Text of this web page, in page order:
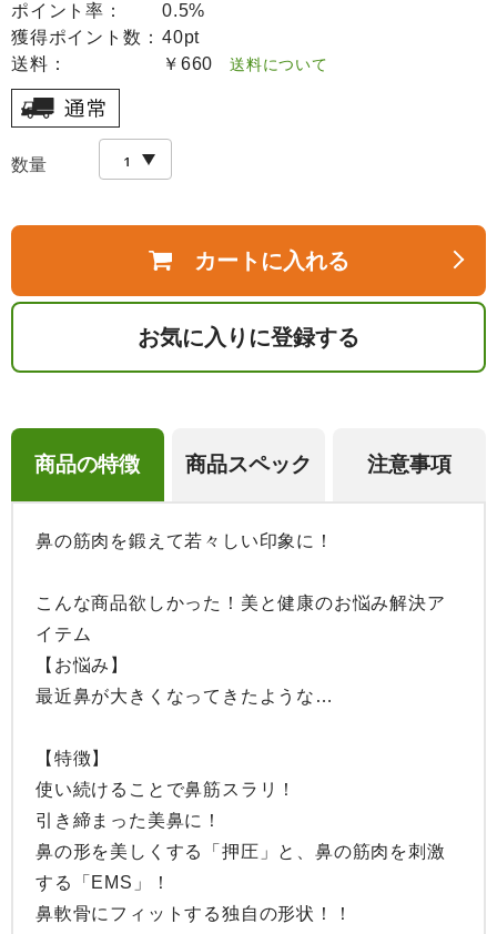
ポイント率：
0.5%
獲得ポイント数： 40pt
送料：
￥660 送料について
数量
カートに入れる
お気に入りに登録する
商品の特徴 商品スペック 注意事項
鼻の筋肉を鍛えて若々しい印象に！
こんな商品欲しかった！美と健康のお悩み解決ア
イテム
【お悩み】
最近鼻が大きくなってきたような…
【特徴】
使い続けることで鼻筋スラリ！
引き締まった美鼻に！
鼻の形を美しくする「押圧」と、鼻の筋肉を刺激
する「EMS」！
鼻軟骨にフィットする独自の形状！！